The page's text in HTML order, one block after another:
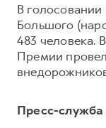
В
Большого
483 человека.
Премии
Пресс-служба